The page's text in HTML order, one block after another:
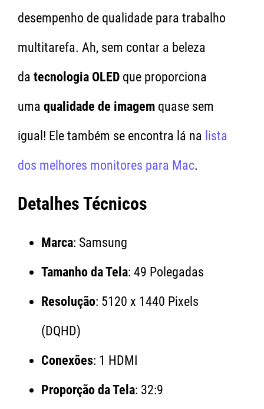
desempenho de qualidade para trabalho
multitarefa. Ah, sem contar a beleza
da tecnologia OLED que proporciona
uma qualidade de imagem quase sem
igual! Ele também se encontra lá na lista
dos melhores monitores para Mac.
Detalhes Técnicos
Marca: Samsung
Tamanho da Tela: 49 Polegadas
Resolução: 5120 x 1440 Pixels
(DQHD)
Conexões: 1 HDMI
Proporção da Tela: 32:9